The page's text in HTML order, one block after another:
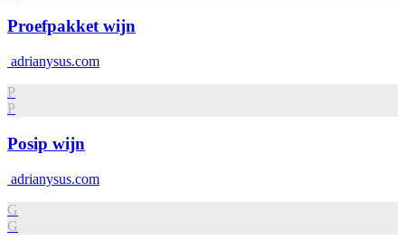
Proefpakket wijn
adrianysus.com
P
P
Posip wijn
adrianysus.com
G
G